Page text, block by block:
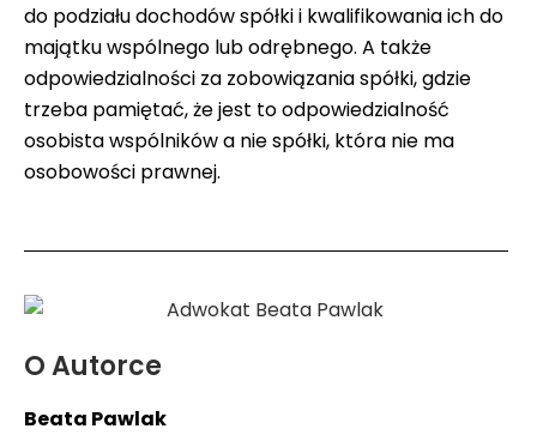
do podziału dochodów spółki i kwalifikowania ich do
majątku wspólnego lub odrębnego. A także
odpowiedzialności za zobowiązania spółki, gdzie
trzeba pamiętać, że jest to odpowiedzialność
osobista wspólników a nie spółki, która nie ma
osobowości prawnej.
O Autorce
Beata Pawlak